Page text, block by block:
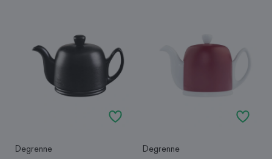
Degrenne Degrenne